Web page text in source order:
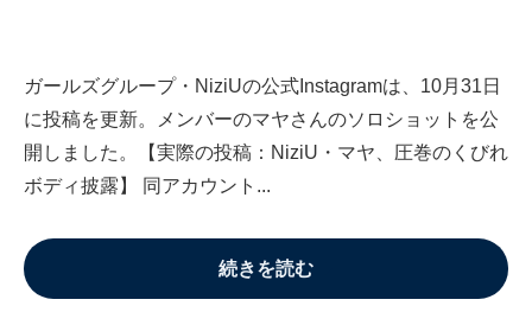
ガールズグループ・NiziUの公式Instagramは、10月31日
に投稿を更新。メンバーのマヤさんのソロショットを公
開しました。【実際の投稿：NiziU・マヤ、圧巻のくびれ
ボディ披露】 同アカウント...
続きを読む